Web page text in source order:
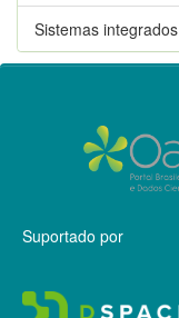
Sistemas integrados
Suportado por